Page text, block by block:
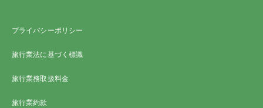
込みを受け付けます。この場合、予約の時点
日以内に、当社らに申込書の提出と申込金の
100,000円未満
プライバシーポリシー
旅行業法に基づく標識
旅行業務取扱料金
旅行業約款